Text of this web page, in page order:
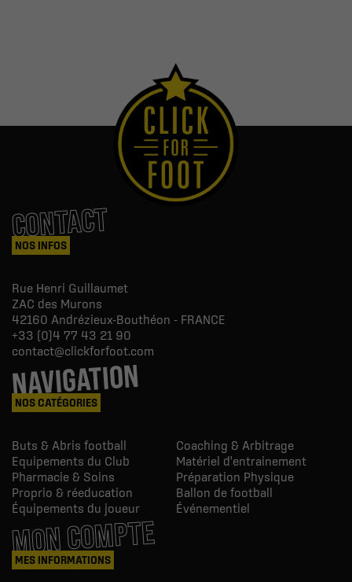
CONTACT
NOS INFOS
Rue Henri Guillaumet
ZAC des Murons
42160 Andrézieux-Bouthéon - FRANCE
+33 (0)4 77 43 21 90
contact@clickforfoot.com
NAVIGATION
NOS CATÉGORIES
Buts & Abris football
Coaching & Arbitrage
Equipements du Club
Matériel d'entrainement
Pharmacie & Soins
Préparation Physique
Proprio & réeducation
Ballon de football
Équipements du joueur
Événementiel
MON COMPTE
MES INFORMATIONS